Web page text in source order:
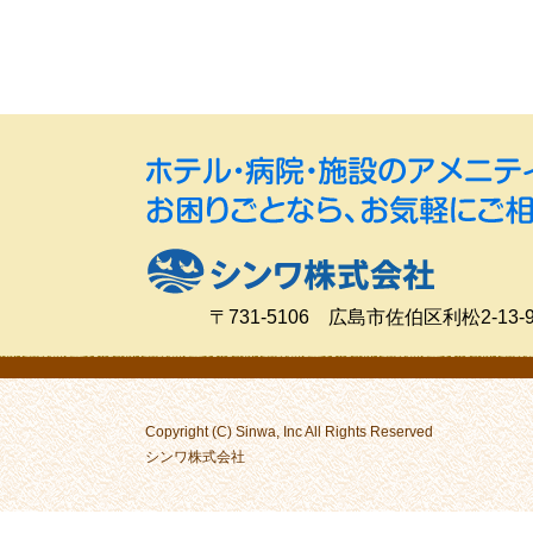
〒731-5106 広島市佐伯区利松2-13-
Copyright (C) Sinwa, Inc All Rights Reserved
シンワ株式会社